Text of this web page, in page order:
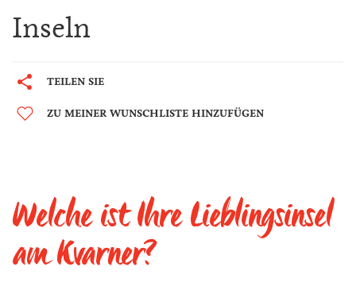
Inseln
TEILEN SIE
ZU MEINER WUNSCHLISTE HINZUFÜGEN
Welche ist Ihre Lieblingsinsel
am Kvarner?